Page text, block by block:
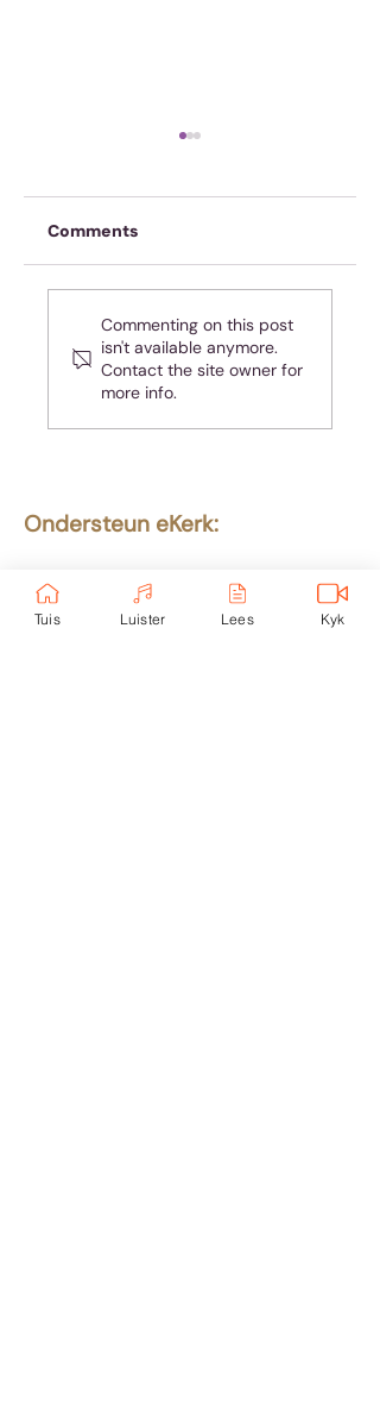
dalk beide?
Comments
Commenting on this post
isn't available anymore.
Contact the site owner for
more info.
Ondersteun eKerk:
ABSA Bank
Takkode: 632005
Tuis Luister Lees Kyk